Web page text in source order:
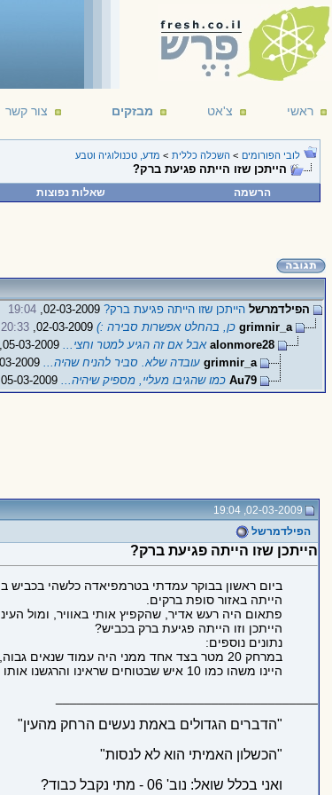
ראשי צ'אט מבזקים צור קשר
לובי הפורומים > השכלה כללית > מדע, טכנולוגיה וטבע
הייתכן שזו הייתה פגיעת ברק?
הרשמה שאלות נפוצות
הפילדמרשל הייתכן שזו הייתה פגיעת ברק?02-03-2009,
19:04
grimnir_a כן, בהחלט אפשרות סבירה :)02-03-2009,
20:33
alonmore28 אבל אם זה הגיע למטר וחצי...05-03-2009,
grimnir_a עובדה שלא. סביר להניח שהיה...05-03-2009,
Au79 כמו שהגיבו מעליי, מספיק שיהיה...05-03-2009,
02-03-2009, 19:04
הפילדמרשל
הייתכן שזו הייתה פגיעת ברק?
ביום ראשון בבוקר עמדתי בטרמפיאדה כלשהי בכביש
הייתה באזור סופת ברקים.
פתאום היה רעש אדיר, שהקפיץ אותי באוויר, ומול
הייתכן וזו הייתה פגיעת ברק בכביש?
נתונים נוספים:
היינו משהו כמו 10 איש שבטוחים שראינו והרגשנו אותו דבר...
"הדברים הגדולים באמת נעשים הרחק מהעין"
"הכשלון האמיתי הוא לא לנסות"
ואני בכלל שואל: נוב' 06 - מתי נקבל כבוד?